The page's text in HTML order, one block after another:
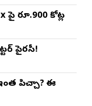
రూ.900 కోట్ల
పైరసీ!
పిచ్చా? ఈ